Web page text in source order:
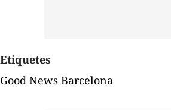
Etiquetes
Good News Barcelona